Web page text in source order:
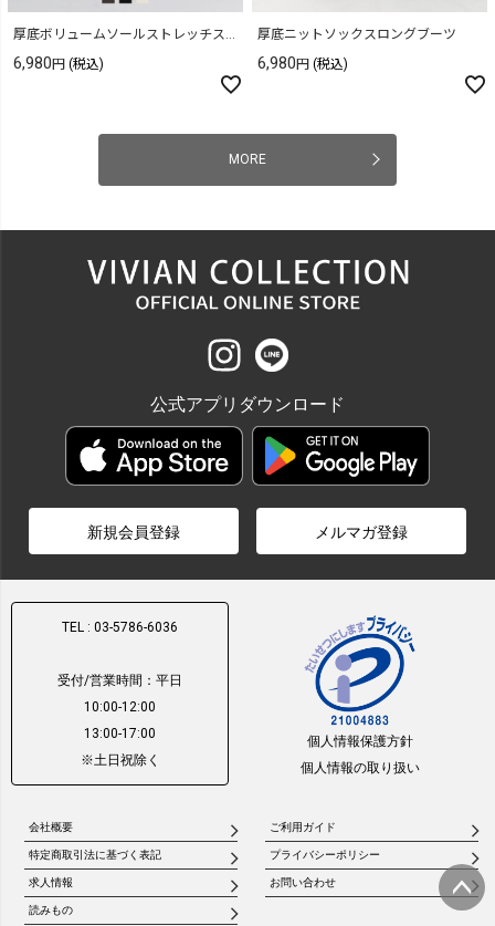
6,980 (税込)
厚底ニットソックスロングブーツ
6,980 (税込)
MORE
公式アプリダウンロード
新規会員登録 メルマガ登録
TEL : 03-5786-6036
受付/営業時間：平日
10:00-12:00
13:00-17:00
※土日祝除く
個人情報保護方針
個人情報の取り扱い
会社概要 ご利用ガイド
特定商取引法に基づく表記 プライバシーポリシー
求人情報 お問い合わせ
読みもの